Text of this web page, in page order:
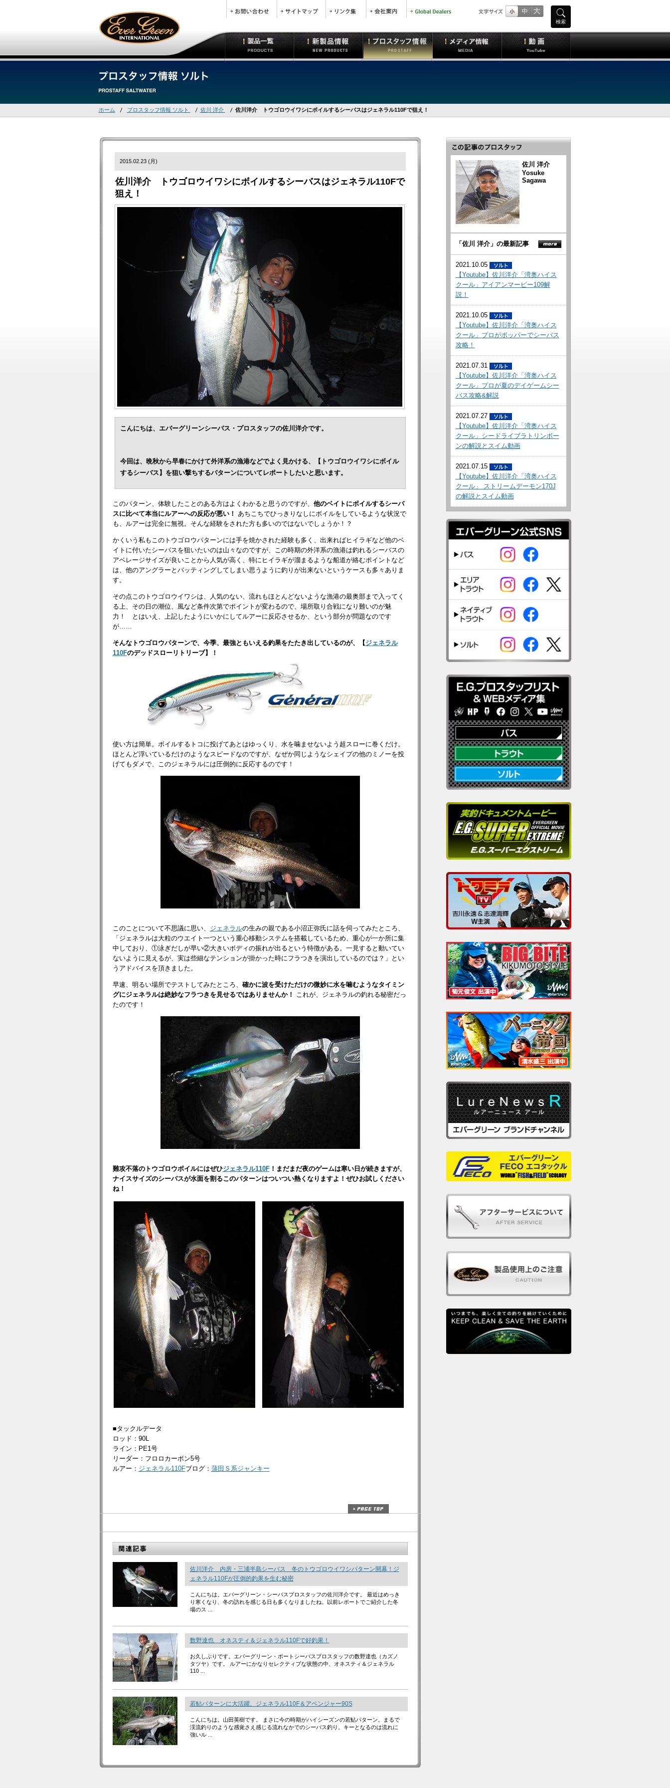
検索
ホーム プロスタッフ情報 ソルト 佐川 洋介 佐川洋介 トウゴロウイワシにボイルするシーバスはジェネラル110Fで狙え！
2015.02.23 (月)
佐川洋介 トウゴロウイワシにボイルするシーバスはジェネラル110Fで
狙え！
こんにちは、エバーグリーンシーバス・プロスタッフの佐川洋介です。
今回は、晩秋から早春にかけて外洋系の漁港などでよく見かける、【トウゴロウイワシにボイル
するシーバス】を狙い撃ちするパターンについてレポートしたいと思います。
このパターン、体験したことのある方はよくわかると思うのですが、 他のベイトにボイルするシーバ
スに比べて本当にルアーへの反応が悪い！ あちこちでひっきりなしにボイルをしているような状況で
も、ルアーは完全に無視。そんな経験をされた方も多いのではないでしょうか！？
かくいう私もこのトウゴロウパターンには手を焼かされた経験も多く、出来ればヒイラギなど他のベ
イトに付いたシーバスを狙いたいのは山々なのですが、この時期の外洋系の漁港は釣れるシーバスの
アベレージサイズが良いことから人気が高く、特にヒイラギが溜まるような船道が絡むポイントなど
は、他のアングラーとバッティングしてしまい思うように釣りが出来ないというケースも多々ありま
す。
その点このトウゴロウイワシは、人気のない、流れもほとんどないような漁港の最奥部まで入ってく
る上、その日の潮位、風など条件次第でポイントが変わるので、場所取り合戦になり難いのが魅
力！ とはいえ、上記したようにいかにしてルアーに反応させるか、という部分が問題なのです
が……
そんなトウゴロウパターンで、今季、最強ともいえる釣果をたたき出しているのが、【ジェネラル
110Fのデッドスローリトリーブ】！
使い方は簡単。ボイルするトコに投げてあとはゆっくり、水を噛ませないよう超スローに巻くだけ。
ほとんど浮いているだけのようなスピードなのですが、なぜか同じようなシェイプの他のミノーを投
げてもダメで、このジェネラルには圧倒的に反応するのです！
このことについて不思議に思い、 ジェネラルの生みの親である小沼正弥氏に話を伺ってみたところ、
「ジェネラルは大粒のウエイト一つという重心移動システムを搭載しているため、重心が一か所に集
中しており、①泳ぎだしが早い②大きいボディの振れが出るという特徴がある。一見すると動いてい
ないように見えるが、実は些細なテンションが掛かった時にフラつきを演出しているのでは？」とい
うアドバイスを頂きました。
早速、明るい場所でテストしてみたところ、 確かに波を受けただけの微妙に水を噛むようなタイミン
グにジェネラルは絶妙なフラつきを見せるではありませんか！
これが、ジェネラルの釣れる秘密だっ
たのです！
難攻不落のトウゴロウボイルにはぜひジェネラル110F！まだまだ夜のゲームは寒い日が続きますが、
ナイスサイズのシーバスが水面を割るこのパターンはついつい熱くなりますよ！ぜひお試しください
ね！
■タックルデータ
ロッド：90L
ライン：PE1号
リーダー：フロロカーボン5号
ルアー： ジェネラル110Fブログ： 蒲田Ｓ系ジャンキー
佐川洋介 内房・三浦半島シーバス 冬のトウゴロウイワシパターン開幕！ジ
ェネラル110Fが圧倒的釣果を生む秘密
こんにちは。エバーグリーン・シーバスプロスタッフの佐川洋介です。 最近はめっき
り寒くなり、冬の訪れを感じる日も多くなりましたね。以前レポートでご紹介した冬
場のス ...
数野達也 オネスティ＆ジェネラル110Fで好釣果！
お久しぶりです。エバーグリーン・ボートシーバスプロスタッフの数野達也（カズノ
タツヤ）です。 ルアーにかなりセレクティブな状態の中、オネスティ＆ジェネラル
110 ...
若鮎パターンに大活躍、ジェネラル110F＆アベンジャー90S
こんにちは。山田英樹です。 まさに今の時期がハイシーズンの若鮎パターン。まるで
渓流釣りのような感覚さえ感じる流れなかでのシーバス釣り。キーとなるのは流れに
強いル ...
佐川 洋介
Yosuke
Sagawa
「佐川 洋介」の最新記事
2021.10.05
【Youtube】佐川洋介「湾奥ハイス
クール」アイアンマービー109解
説！
2021.10.05
【Youtube】佐川洋介「湾奥ハイス
クール」プロがポッパーでシーバス
攻略！
2021.07.31
【Youtube】佐川洋介「湾奥ハイス
クール」プロが夏のデイゲームシー
バス攻略&解説
2021.07.27
【Youtube】佐川洋介「湾奥ハイス
クール」シードライブラトリンボー
ンの解説とスイム動画
2021.07.15
【Youtube】佐川洋介「湾奥ハイス
クール」 ストリームデーモン170J
の解説とスイム動画